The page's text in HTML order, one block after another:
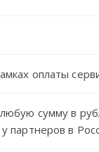
оплаты
сумму в
партнеров в